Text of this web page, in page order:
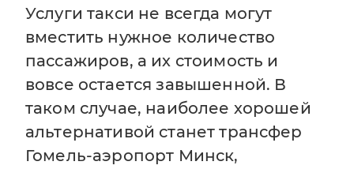
Услуги такси не всегда могут
вместить нужное количество
пассажиров, а их стоимость и
вовсе остается завышенной. В
таком случае, наиболее хорошей
альтернативой станет трансфер
Гомель-аэропорт Минск,